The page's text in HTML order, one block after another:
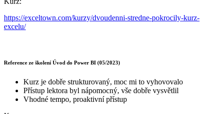
https://exceltown.com/kurzy/dvoudenni-stredne-pokrocily-kurz-
excelu/
Reference ze školení Úvod do Power BI (05/2023)
Kurz je dobře strukturovaný, moc mi to vyhovovalo
Přístup lektora byl nápomocný, vše dobře vysvětlil
Vhodné tempo, proaktivní přístup